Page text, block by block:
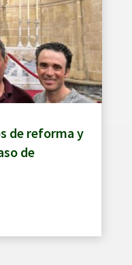
de reforma y
de